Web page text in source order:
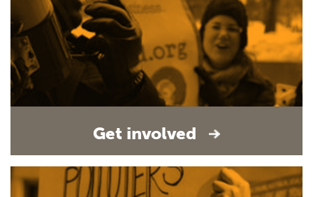
Get involved